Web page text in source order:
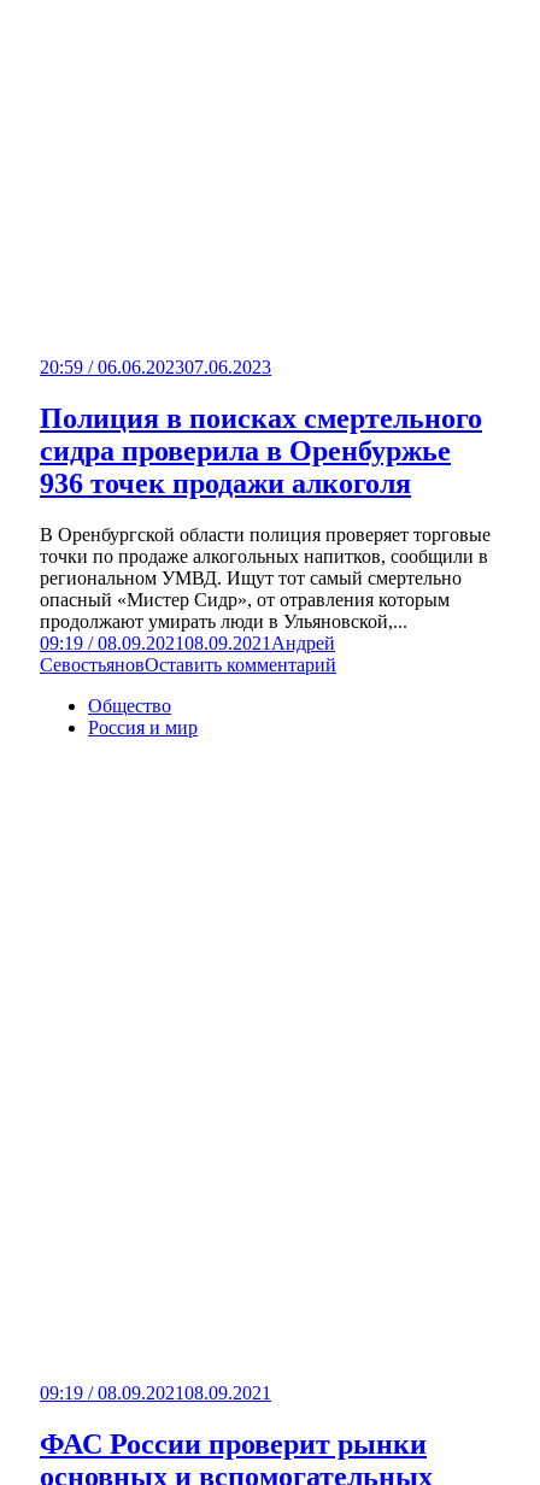
20:59 / 06.06.202307.06.2023
Полиция в поисках смертельного
сидра проверила в Оренбуржье
936 точек продажи алкоголя
В Оренбургской области полиция проверяет торговые
точки по продаже алкогольных напитков, сообщили в
региональном УМВД. Ищут тот самый смертельно
опасный «Мистер Сидр», от отравления которым
продолжают умирать люди в Ульяновской,...
09:19 / 08.09.202108.09.2021 Андрей
СевостьяновОставить комментарий
Общество
Россия и мир
09:19 / 08.09.202108.09.2021
ФАС России проверит рынки
основных и вспомогательных